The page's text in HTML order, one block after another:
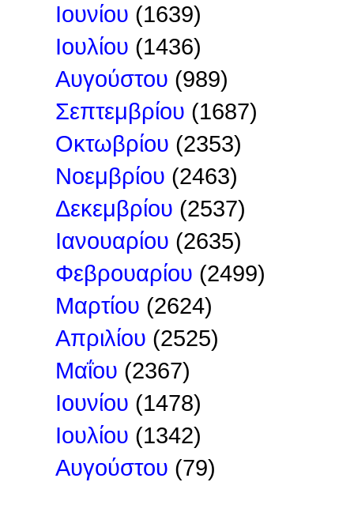
Ιουνίου (1639)
Ιουλίου (1436)
Αυγούστου (989)
Σεπτεμβρίου (1687)
Οκτωβρίου (2353)
Νοεμβρίου (2463)
Δεκεμβρίου (2537)
Ιανουαρίου (2635)
Φεβρουαρίου (2499)
Μαρτίου (2624)
Απριλίου (2525)
Μαΐου (2367)
Ιουνίου (1478)
Ιουλίου (1342)
Αυγούστου (79)